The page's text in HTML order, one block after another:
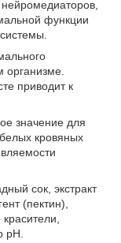
функции
организме.
приводит к
значение для
кровяных
сок, экстракт
(пектин),
pH.